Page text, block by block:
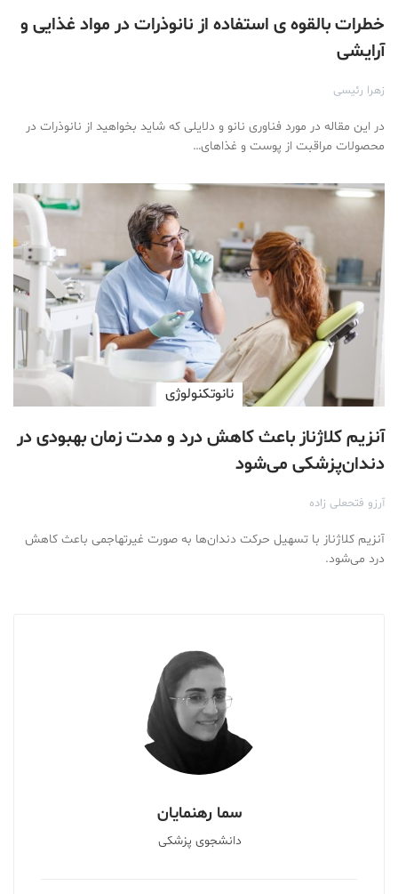
خطرات بالقوه ی استفاده از نانوذرات در مواد غذایی و
آرایشی
زهرا رئیسی
در این مقاله در مورد فناوری نانو و دلایلی که شاید بخواهید از نانوذرات در
محصولات مراقبت از پوست و غذاهای…
نانوتکنولوژی
آنزیم کلاژناز باعث کاهش درد و مدت زمان بهبودی در
دندان‌پزشکی می‌شود
آرزو فتحعلی زاده
آنزیم کلاژناز با تسهیل حرکت دندان‌ها به صورت غیرتهاجمی باعث کاهش
درد می‌شود.
سما رهنمایان
دانشجوی پزشکی